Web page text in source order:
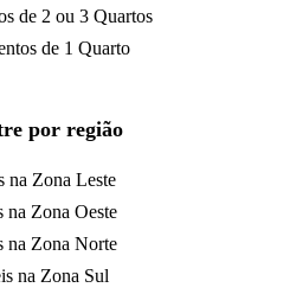
de 2 ou 3 Quartos
de 1 Quarto
por região
na Zona Leste
na Zona Oeste
na Zona Norte
na Zona Sul